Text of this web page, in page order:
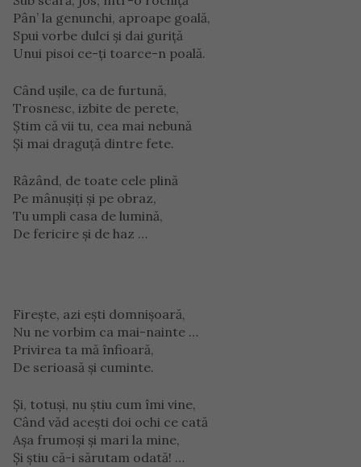
Pân’ la genunchi, aproape goală,
Spui vorbe dulci şi dai guriţă
Unui pisoi ce-ţi toarce-n poală.
Când uşile, ca de furtună,
Trosnesc, izbite de perete,
Ştim că vii tu, cea mai nebună
Şi mai draguţă dintre fete.
Râzând, de toate cele plină
Pe mânuşiţi şi pe obraz,
Tu umpli casa de lumină,
De fericire şi de haz …
Fireşte, azi eşti domnişoară,
Nu ne vorbim ca mai-nainte …
Privirea ta mă înfioară,
De serioasă şi cuminte.
Şi, totuşi, nu ştiu cum îmi vine,
Când văd aceşti doi ochi ce cată
Aşa frumoşi şi mari la mine,
Şi ştiu că-i sărutam odată! …